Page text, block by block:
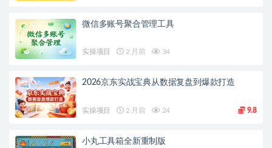
微信多账号聚合管理工具
实操项目 2 月前 34
2026京东实战宝典从数据复盘到爆款打造
实操项目 2 月前 24 9.8
小丸工具箱全新重制版